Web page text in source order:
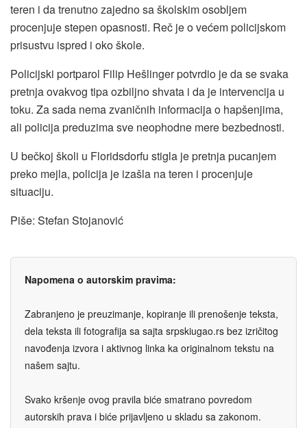
teren i da trenutno zajedno sa školskim osobljem
procenjuje stepen opasnosti. Reč je o većem policijskom
prisustvu ispred i oko škole.
Policijski portparol Filip Hešlinger potvrdio je da se svaka
pretnja ovakvog tipa ozbiljno shvata i da je intervencija u
toku. Za sada nema zvaničnih informacija o hapšenjima,
ali policija preduzima sve neophodne mere bezbednosti.
U bečkoj školi u Floridsdorfu stigla je pretnja pucanjem
preko mejla, policija je izašla na teren i procenjuje
situaciju.
Piše: Stefan Stojanović
Napomena o autorskim pravima:
Zabranjeno je preuzimanje, kopiranje ili prenošenje teksta,
dela teksta ili fotografija sa sajta srpskiugao.rs bez izričitog
navođenja izvora i aktivnog linka ka originalnom tekstu na
našem sajtu.
Svako kršenje ovog pravila biće smatrano povredom
autorskih prava i biće prijavljeno u skladu sa zakonom.